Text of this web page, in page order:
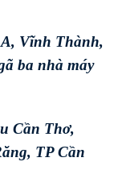
Vĩnh Thành,
ba nhà máy
Cần Thơ,
TP Cần